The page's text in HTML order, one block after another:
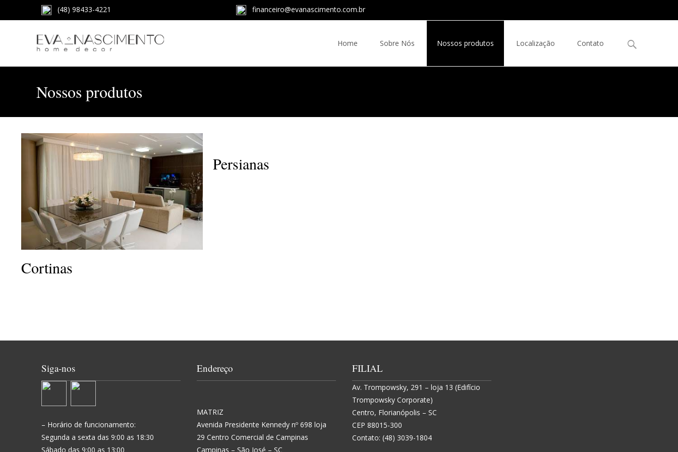
(48) 98433-4221 financeiro@evanascimento.com.br
Home Sobre Nós Nossos produtos Localização Contato
Nossos produtos
Cortinas
Persianas
Siga-nos
– Horário de funcionamento:
Segunda a sexta das 9:00 as 18:30
Sábado das 9:00 as 13:00
Endereço
MATRIZ
Avenida Presidente Kennedy nº 698 loja
29 Centro Comercial de Campinas
Campinas – São José – SC
FILIAL
Av. Trompowsky, 291 – loja 13 (Edifício
Trompowsky Corporate)
Centro, Florianópolis – SC
CEP 88015-300
Contato: (48) 3039-1804